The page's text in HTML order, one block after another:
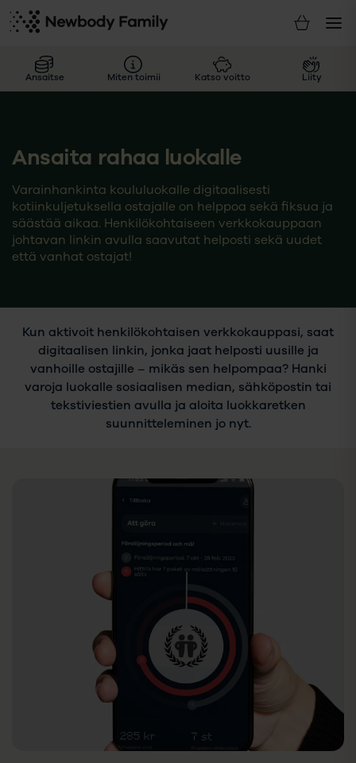
Ansaitse Miten toimii Katso voitto Liity
Ansaita rahaa luokalle
Varainhankinta koululuokalle digitaalisesti
kotiinkuljetuksella ostajalle on helppoa sekä fiksua ja
säästää aikaa. Henkilökohtaiseen verkkokauppaan
johtavan linkin avulla saavutat helposti sekä uudet
että vanhat ostajat!
Kun aktivoit henkilökohtaisen verkkokauppasi, saat
digitaalisen linkin, jonka jaat helposti uusille ja
vanhoille ostajille – mikäs sen helpompaa? Hanki
varoja luokalle sosiaalisen median, sähköpostin tai
tekstiviestien avulla ja aloita luokkaretken
suunnitteleminen jo nyt.